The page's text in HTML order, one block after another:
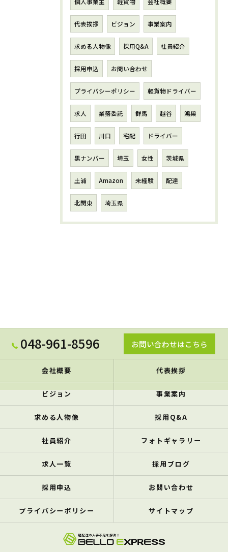
個人事業主 軽貨物 会社概要
代表挨拶 ビジョン 事業案内
求める人物像 採用Q&A 社員紹介
採用申込 お問い合わせ
プライバシーポリシー 軽貨物ドライバー
求人 業務委託 群馬 越谷 鴻巣
行田 川口 宅配 ドライバー
黒ナンバー 埼玉 女性 茨城県
土浦 Amazon 未経験 配達
北関東 埼玉県
048-961-8596 お問い合わせはこちら
会社概要 代表挨拶
ビジョン 事業案内
求める人物像 採用Q&A
社員紹介 フォトギャラリー
求人一覧 採用ブログ
採用申込 お問い合わせ
プライバシーポリシー サイトマップ